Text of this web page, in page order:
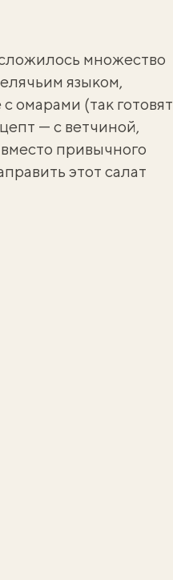
множество
языком,
омарами (так готовят
— с ветчиной,
привычного
этот салат